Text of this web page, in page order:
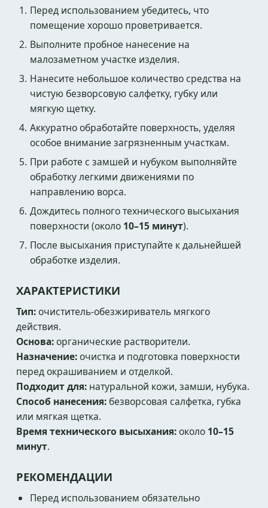
Перед использованием убедитесь, что
помещение хорошо проветривается.
Выполните пробное нанесение на
малозаметном участке изделия.
Нанесите небольшое количество средства на
чистую безворсовую салфетку, губку или
мягкую щетку.
Аккуратно обработайте поверхность, уделяя
особое внимание загрязненным участкам.
При работе с замшей и нубуком выполняйте
обработку легкими движениями по
направлению ворса.
Дождитесь полного технического высыхания
поверхности (около 10–15 минут).
После высыхания приступайте к дальнейшей
обработке изделия.
ХАРАКТЕРИСТИКИ
Тип:очиститель-обезжириватель мягкого
действия.
Основа:органические растворители.
Назначение:очистка и подготовка поверхности
перед окрашиванием и отделкой.
Подходит для: натуральной кожи, замши, нубука.
Способ нанесения: безворсовая салфетка, губка
или мягкая щетка.
Время технического высыхания:около 10–15
минут.
РЕКОМЕНДАЦИИ
Перед использованием обязательно